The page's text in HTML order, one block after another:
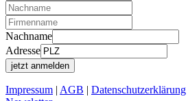
Nachname
Adresse
Impressum | AGB | Datenschutzerklärung